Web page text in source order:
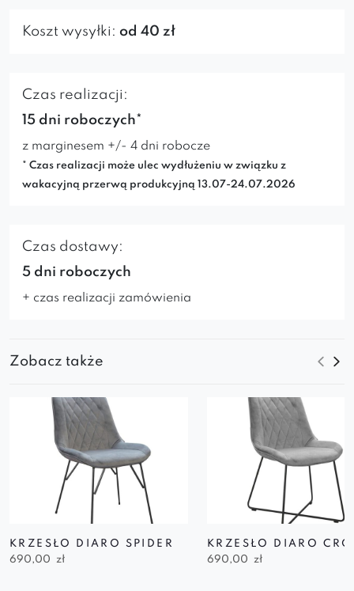
Koszt wysyłki: od 40 zł
Czas realizacji:
15 dni roboczych*
z marginesem +/- 4 dni robocze
* Czas realizacji może ulec wydłużeniu w związku z
wakacyjną przerwą produkcyjną 13.07-24.07.2026
Czas dostawy:
5 dni roboczych
+ czas realizacji zamówienia
Zobacz także
KRZESŁO DIARO SPIDER
690,00
zł
KRZESŁO DIARO
690,00
zł